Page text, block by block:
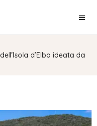
d’Elba ideata da